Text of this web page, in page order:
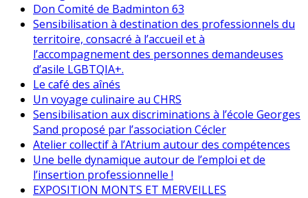
Don Comité de Badminton 63
Sensibilisation à destination des professionnels du
territoire, consacré à l’accueil et à
l’accompagnement des personnes demandeuses
d’asile LGBTQIA+.
Le café des aînés
Un voyage culinaire au CHRS
Sensibilisation aux discriminations à l’école Georges
Sand proposé par l’association Cécler
Atelier collectif à l’Atrium autour des compétences
Une belle dynamique autour de l’emploi et de
l’insertion professionnelle !
EXPOSITION MONTS ET MERVEILLES